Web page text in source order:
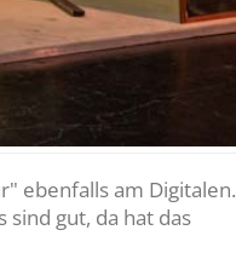
ebenfalls am Digitalen.
gut, da hat das